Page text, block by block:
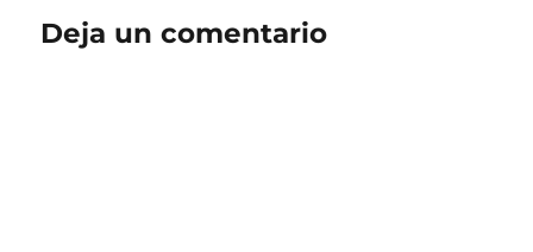
Deja un comentario